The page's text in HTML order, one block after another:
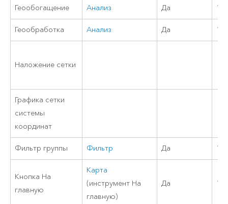
Геообогащение Анализ Да
Геообработка Анализ Да
Наложение сетки
Графика сетки
системы
координат
Фильтр группы Фильтр Да
Кнопка На
главную
Карта
(инструмент На
главную)
Да